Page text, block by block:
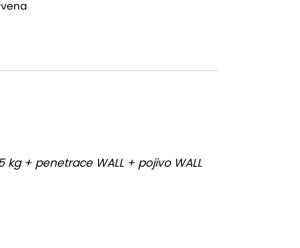
+ penetrace WALL + pojivo WALL